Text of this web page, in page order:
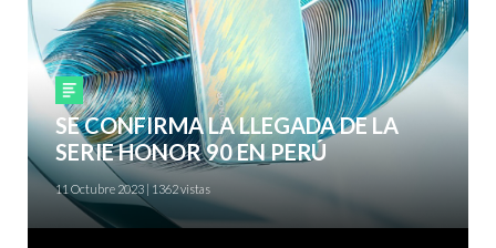
Smartphones
SE CONFIRMA LA LLEGADA DE LA
SERIE HONOR 90 EN PERÚ
11 Octubre 2023 | 1362 vistas